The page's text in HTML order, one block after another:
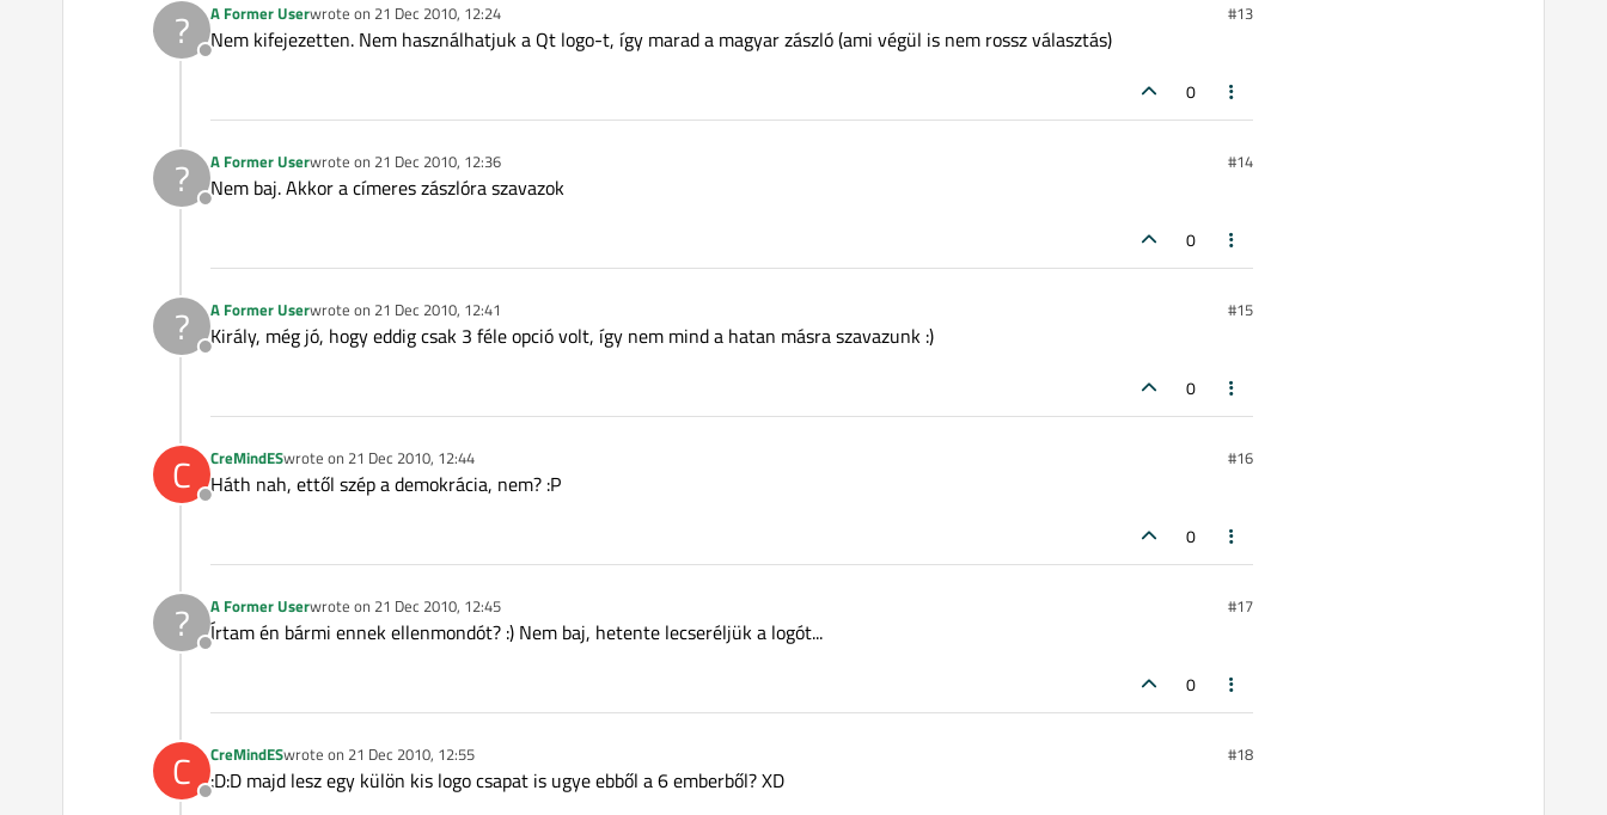
?
Offline
A Former Userwrote on 21 Dec 2010, 12:24
last edited by #13
Nem kifejezetten. Nem használhatjuk a Qt logo-t, így marad a magyar zászló (ami végül is nem rossz választás)
0
?
Offline
A Former Userwrote on 21 Dec 2010, 12:36
last edited by #14
Nem baj. Akkor a címeres zászlóra szavazok
0
?
Offline
A Former Userwrote on 21 Dec 2010, 12:41
last edited by #15
Király, még jó, hogy eddig csak 3 féle opció volt, így nem mind a hatan másra szavazunk :)
0
C
Offline
CreMindESwrote on 21 Dec 2010, 12:44
last edited by #16
Háth nah, ettől szép a demokrácia, nem? :P
0
?
Offline
A Former Userwrote on 21 Dec 2010, 12:45
last edited by #17
Írtam én bármi ennek ellenmondót? :) Nem baj, hetente lecseréljük a logót...
0
C
Offline
CreMindESwrote on 21 Dec 2010, 12:55
last edited by #18
:D:D majd lesz egy külön kis logo csapat is ugye ebből a 6 emberből? XD